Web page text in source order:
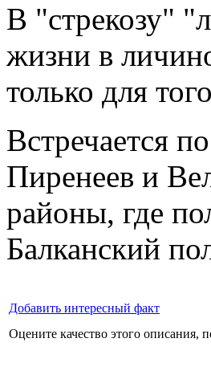
В "стрекозу"
жизни в
только для
Встречается
Пиренеев и
районы, где
Балканский
Добавить интересный факт
Оцените качество этого описания,